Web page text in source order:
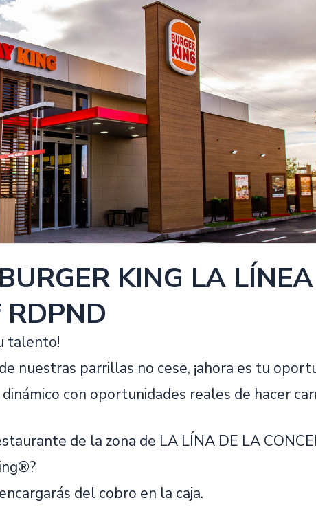
KING LA
RDPND
talento!
nuestras parrillas no cese, ¡ahora es tu
con oportunidades reales de hacer
de la zona de LA LÍNA DE LA
del cobro en la caja.